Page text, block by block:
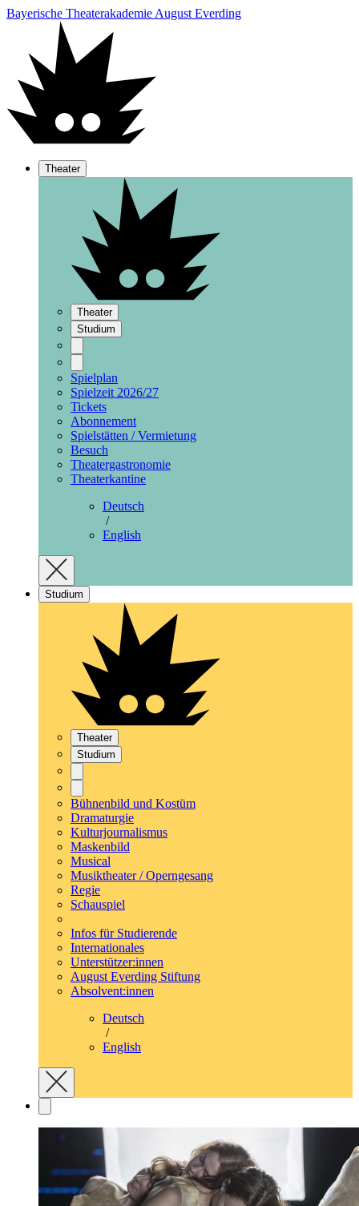
Bayerische Theaterakademie August Everding
Theater
Theater
Studium
Spielplan
Spielzeit 2026/27
Tickets
Abonnement
Spielstätten / Vermietung
Besuch
Theatergastronomie
Theaterkantine
Deutsch
/
English
Studium
Theater
Studium
Bühnenbild und Kostüm
Dramaturgie
Kulturjournalismus
Maskenbild
Musical
Musiktheater / Operngesang
Regie
Schauspiel
Infos für Studierende
Internationales
Unterstützer:innen
August Everding Stiftung
Absolvent:innen
Deutsch
/
English